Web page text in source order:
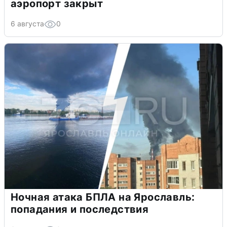
аэропорт закрыт
6 августа 0
Ночная атака БПЛА на Ярославль:
попадания и последствия